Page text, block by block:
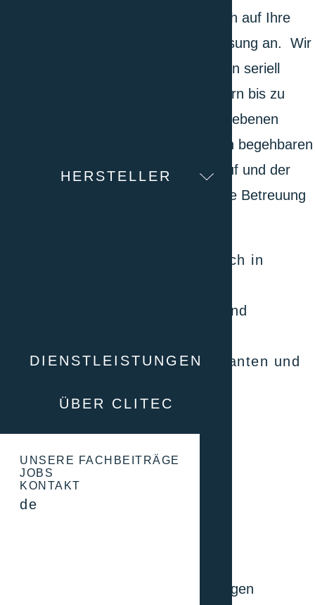
UNSERE FACHBEITRÄGE
JOBS
KONTAKT
de
HERSTELLER
DIENSTLEISTUNGEN
ÜBER CLITEC
Sortiment, bieten wir Ihnen, spezifisch auf Ihre
Anforderungen ausgerichtet, eine Lösung an. Wir
bieten Lösungen in allen Grössen, von seriell
hergestellten Schränken und Kammern bis zu
kundenspezifisch gefertigten, die gegebenen
Räumlichkeiten maximal ausfüllenden begehbaren
Kammern an. Auch nach dem Verkauf und der
Inbetriebnahme ist uns die individuelle Betreuung
Ausarbeitung von Lösungen, auch in
Zusammenarbeit mit internem und
Koordination mit unseren Lieferanten und
Jetzt kontaktieren
Logistik
Im Zusammenhang mit unseren Anlagen